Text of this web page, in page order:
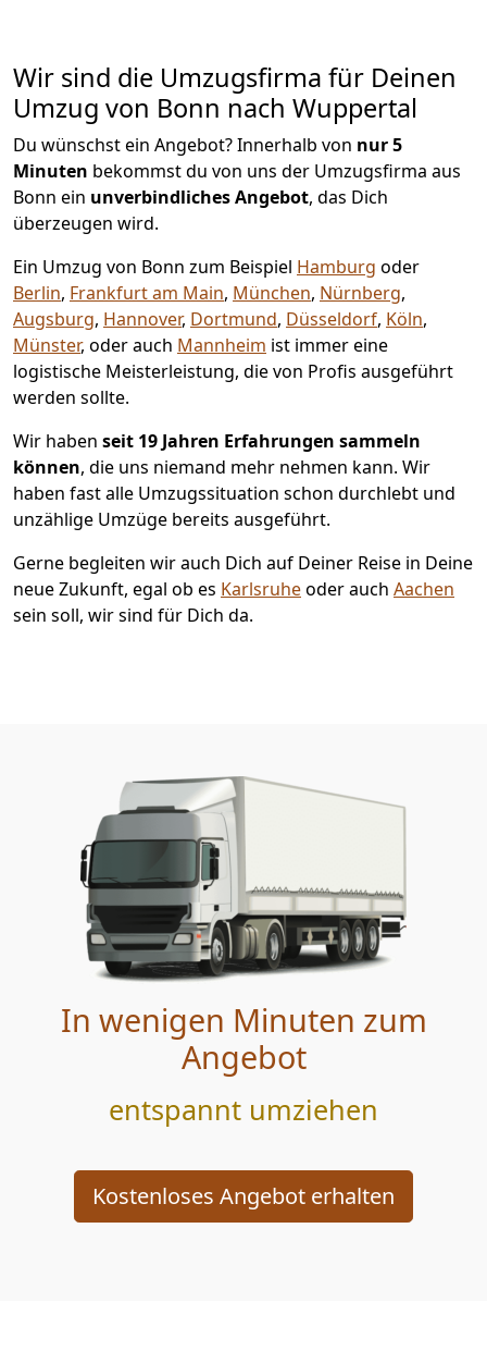
Wir sind die Umzugsfirma für Deinen
Umzug von Bonn nach Wuppertal
Du wünschst ein Angebot? Innerhalb von nur 5
Minuten bekommst du von uns der Umzugsfirma aus
Bonn ein unverbindliches Angebot, das Dich
überzeugen wird.
Ein Umzug von Bonn zum Beispiel Hamburg oder
Berlin, Frankfurt am Main, München, Nürnberg,
Augsburg, Hannover, Dortmund, Düsseldorf, Köln,
Münster, oder auch Mannheim ist immer eine
logistische Meisterleistung, die von Profis ausgeführt
werden sollte.
Wir haben seit 19 Jahren Erfahrungen sammeln
können, die uns niemand mehr nehmen kann. Wir
haben fast alle Umzugssituation schon durchlebt und
unzählige Umzüge bereits ausgeführt.
Gerne begleiten wir auch Dich auf Deiner Reise in Deine
neue Zukunft, egal ob es Karlsruheoder auch Aachen
sein soll, wir sind für Dich da.
In wenigen Minuten zum
Angebot
entspannt umziehen
Kostenloses Angebot erhalten